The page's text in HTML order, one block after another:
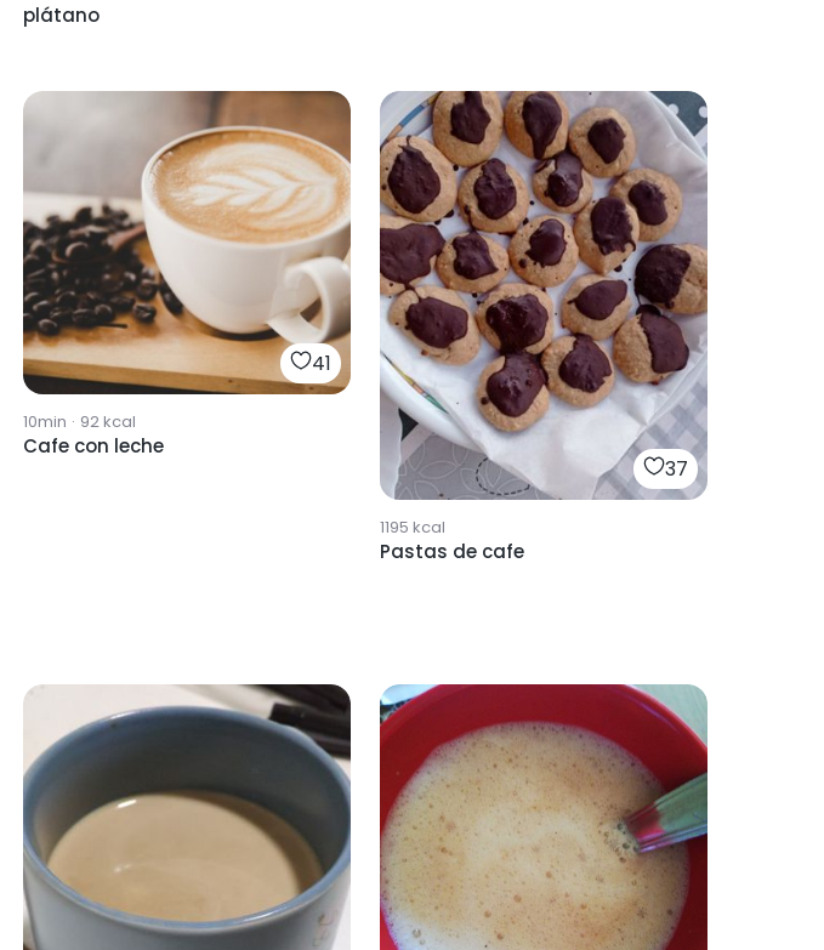
plátano
41
10min · 92kcal
Cafe con leche
37
1195 kcal
Pastas de cafe